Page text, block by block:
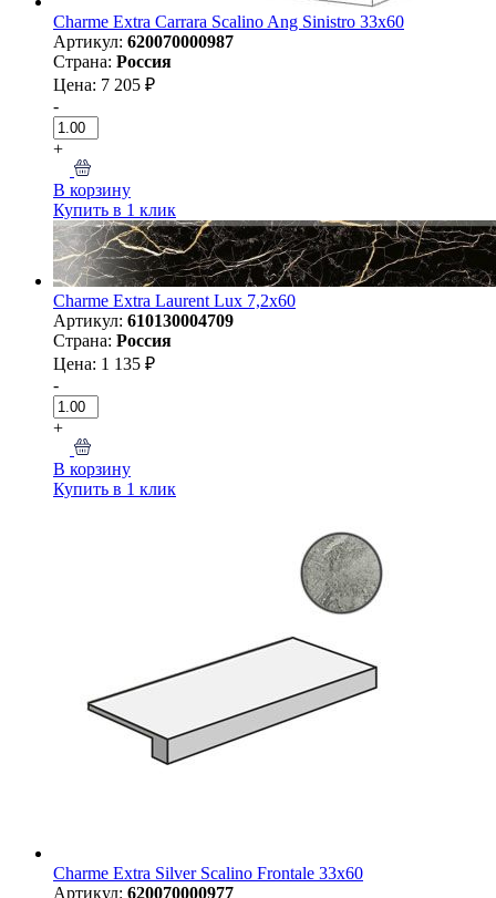
Charme Extra Carrara Scalino Ang Sinistro 33x60
Артикул: 620070000987
Страна: Россия
Цена: 7 205 ₽
-
+
В корзину
Купить в 1 клик
Charme Extra Laurent Lux 7,2x60
Артикул: 610130004709
Страна: Россия
Цена: 1 135 ₽
-
+
В корзину
Купить в 1 клик
Charme Extra Silver Scalino Frontale 33x60
Артикул: 620070000977